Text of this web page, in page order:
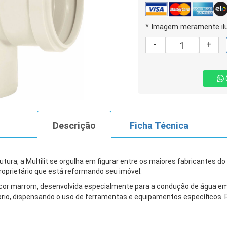
* Imagem meramente
- +
Descrição Ficha Técnica
a Multilit se orgulha em figurar entre os maiores fabricantes
que está reformando seu imóvel.
marrom, desenvolvida especialmente para a condução de água
dispensando o uso de ferramentas e equipamentos